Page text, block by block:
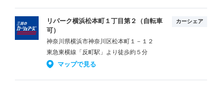
リパーク横浜松本町１丁目第２（自転車
可）
カーシェア
神奈川県横浜市神奈川区松本町１－１２
東急東横線「反町駅」より徒歩約５分
マップで見る